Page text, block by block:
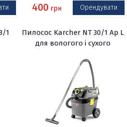
400 грн Орендувати
1
Пилосос Karcher NT 30/1 Ap L
для вологого і сухого